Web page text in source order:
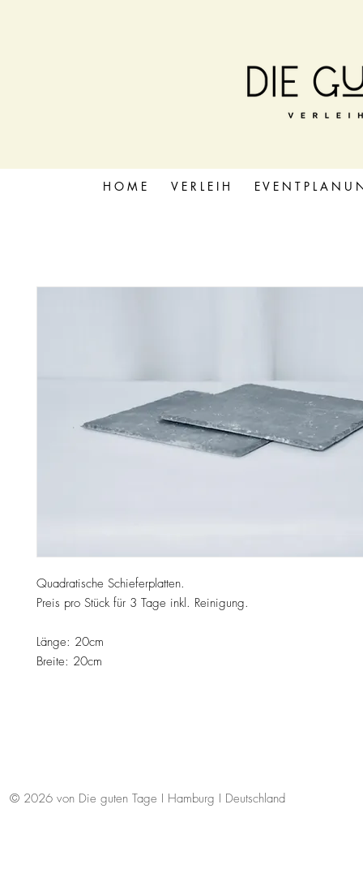
Quadratische Schieferplatten.
Preis pro Stück für 3 Tage inkl. Reinigung.
Länge: 20cm
Breite: 20cm
H O M E V E R L E I H E V E N T P L A N U
© 2026 von Die guten Tage I Hamburg I Deutschland